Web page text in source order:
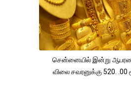
சென்னையில் இன்று
விலை சவரனுக்கு 520. .00